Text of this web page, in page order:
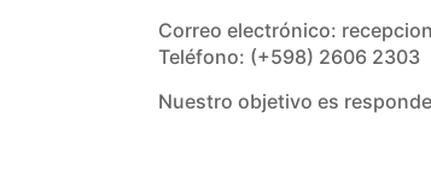
Correo electrónico:
Teléfono: (+598) 2606 2303
Nuestro objetivo es